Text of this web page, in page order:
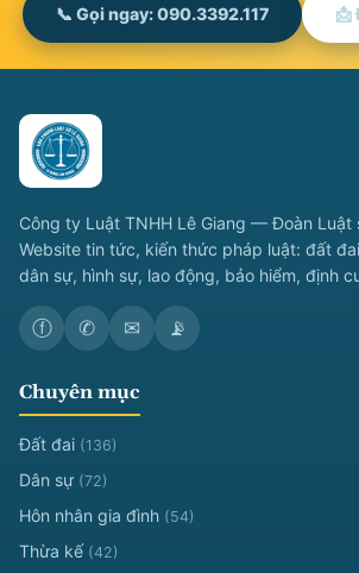
📞 Gọi ngay: 090.3392.117 📩
Công ty Luật TNHH Lê Giang — Đoàn Luật
Website tin tức, kiến thức pháp luật: đất
dân sự, hình sự, lao động, bảo hiểm, định
ⓕ ✆ ✉ 📡
Chuyên mục
Đất đai (136)
Dân sự (72)
Hôn nhân gia đình (54)
Thừa kế (42)